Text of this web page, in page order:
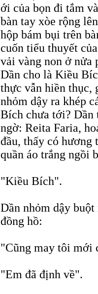
ới của bọn đi tắm
bàn tay xòe rộng
hộp bám bụi trên
cuốn tiểu thuyết
vải vàng non ở nửa
Dần cho là Kiều
thực vẫn hiền thục,
nhỏm dậy ra khép
Bích chưa tới? Dần
ngờ: Reita Faria,
đầu, thấy có hương
quần áo trắng ngồi
"Kiều Bích".
Dần nhỏm dậy
đồng hồ:
"Cũng may tôi mới
"Em đã định về".